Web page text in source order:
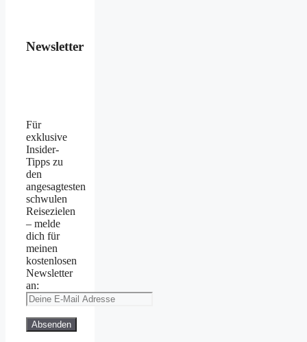
Newsletter
Für
exklusive
Insider-
Tipps zu
den
angesagtesten
schwulen
Reisezielen
– melde
dich für
meinen
kostenlosen
Newsletter
an: